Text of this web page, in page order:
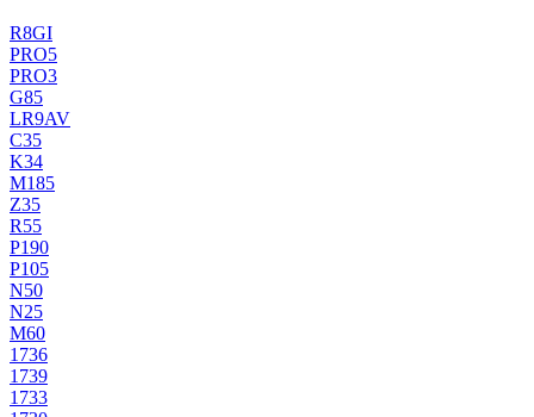
R8GI
PRO5
PRO3
G85
LR9AV
C35
K34
M185
Z35
R55
P190
P105
N50
N25
M60
1736
1739
1733